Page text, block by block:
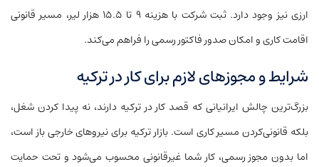
ارزی نیز وجود دارد. ثبت شرکت با هزینه ۹ تا ۱۵.۵ هزار لیر، مسیر قانونی
اقامت کاری و امکان صدور فاکتور رسمی را فراهم می‌کند.
شرایط و مجوزهای لازم برای کار در ترکیه
بزرگ‌ترین چالش ایرانیانی که قصد کار در ترکیه دارند، نه پیدا کردن شغل،
بلکه قانونی‌کردن مسیر کاری است. بازار ترکیه برای نیروهای خارجی باز است،
اما بدون مجوز رسمی، کار شما غیرقانونی محسوب می‌شود و تحت حمایت